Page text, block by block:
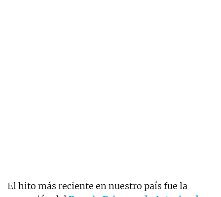
El hito más reciente en nuestro país fue la